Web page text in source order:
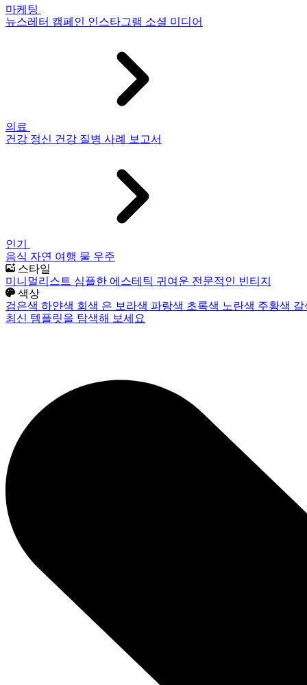
마케팅
뉴스레터 캠페인 인스타그램 소셜 미디어
의료
건강 정신 건강 질병 사례 보고서
인기
음식 자연 여행 물 우주
스타일
미니멀리스트 심플한 에스테틱 귀여운 전문적인 빈티지
색상
검은색 하얀색 회색 은 보라색 파랑색 초록색 노란색 주황색
최신 템플릿을 탐색해 보세요